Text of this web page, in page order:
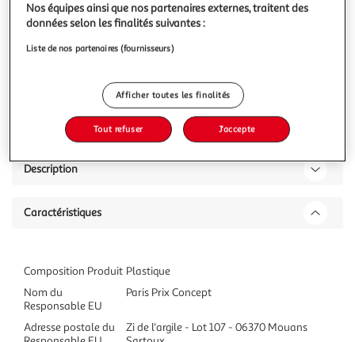
Vendu parParis Prix
Description
Caractéristiques
Composition Produit Plastique
Nom du
Responsable EU
Paris Prix Concept
Adresse postale du
Zi de l'argile - Lot 107 - 06370 Mouans
Nos équipes ainsi que nos partenaires externes, traitent des
données selon les finalités suivantes :
Liste de nos partenaires (fournisseurs)
Afficher toutes les finalités
Tout refuser J'accepte